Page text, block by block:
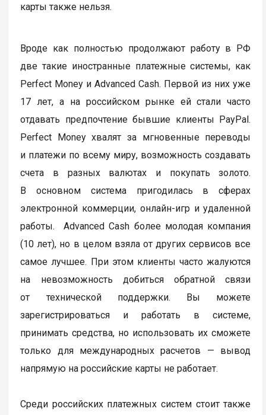
карты также нельзя.
Вроде как полностью продолжают работу в РФ
две такие иностранные платежные системы, как
Perfect Money и Advanced Cash. Первой из них уже
17 лет, а на российском рынке ей стали часто
отдавать предпочтение бывшие клиенты PayPal.
Perfect Money хвалят за мгновенные переводы
и платежи по всему миру, возможность создавать
счета в разных валютах и покупать золото.
В основном система пригодилась в сферах
электронной коммерции, онлайн-игр и удаленной
работы. Advanced Cash более молодая компания
(10 лет), но в целом взяла от других сервисов все
самое лучшее. При этом клиенты часто жалуются
на невозможность добиться обратной связи
от технической поддержки. Вы можете
зарегистрироваться и работать в системе,
принимать средства, но использовать их сможете
только для международных расчетов — вывод
напрямую на российские карты не работает.
Среди российских платежных систем стоит также